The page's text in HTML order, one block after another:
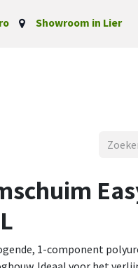
Showroom in Lier
1-component